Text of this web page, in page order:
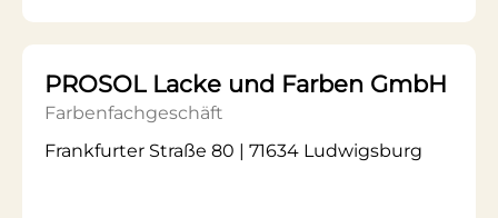
PROSOL Lacke und Farben GmbH
Farbenfachgeschäft
Frankfurter Straße 80 | 71634 Ludwigsburg